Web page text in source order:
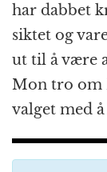
har dabbet
siktet og
ut til å være
Mon tro om
valget med